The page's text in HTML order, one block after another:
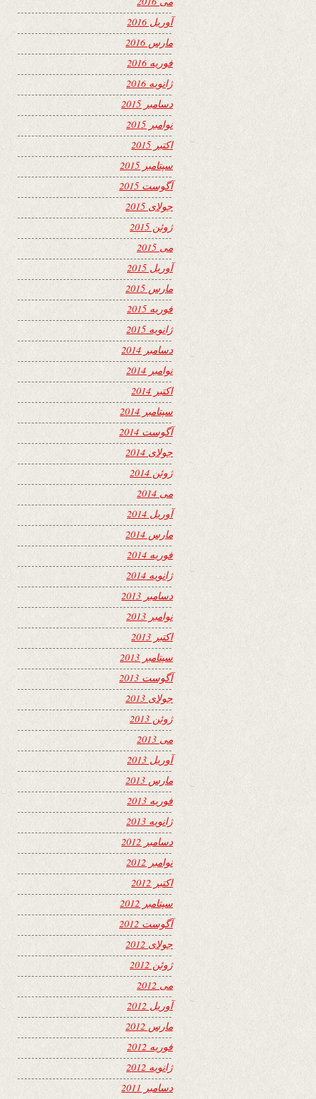
آوریل 2016
مارس 2016
فوریه 2016
ژانویه 2016
دسامبر 2015
نوامبر 2015
اکتبر 2015
سپتامبر 2015
آگوست 2015
جولای 2015
ژوئن 2015
می 2015
آوریل 2015
مارس 2015
فوریه 2015
ژانویه 2015
دسامبر 2014
نوامبر 2014
اکتبر 2014
سپتامبر 2014
آگوست 2014
جولای 2014
ژوئن 2014
می 2014
آوریل 2014
مارس 2014
فوریه 2014
ژانویه 2014
دسامبر 2013
نوامبر 2013
اکتبر 2013
سپتامبر 2013
آگوست 2013
جولای 2013
ژوئن 2013
می 2013
آوریل 2013
مارس 2013
فوریه 2013
ژانویه 2013
دسامبر 2012
نوامبر 2012
اکتبر 2012
سپتامبر 2012
آگوست 2012
جولای 2012
ژوئن 2012
می 2012
آوریل 2012
مارس 2012
فوریه 2012
ژانویه 2012
دسامبر 2011